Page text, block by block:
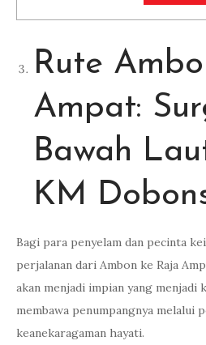
Rute
Ampat:
Bawah
KM
Bagi para penyelam dan pecinta
perjalanan dari Ambon ke Raja
akan menjadi impian yang menjadi
membawa penumpangnya melalui
keanekaragaman hayati.